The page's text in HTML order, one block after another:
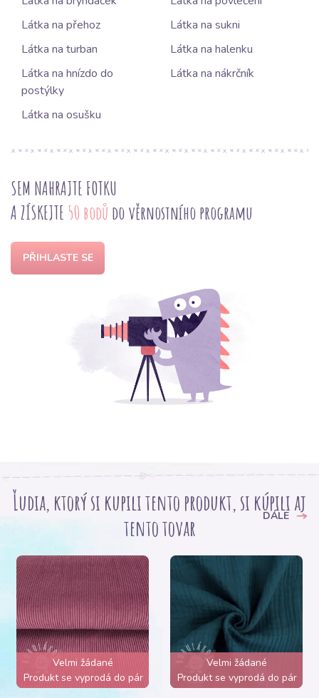
Látka na přehoz
Látka na sukni
Látka na turban
Látka na halenku
Látka na hnízdo do
postýlky
Látka na nákrčník
Látka na osušku
SEM NAHRAJTE FOTKU
A ZÍSKEJTE 50 bodů do věrnostního programu
PŘIHLASTE SE
Ľudia, ktorý si kupili tento produkt, si kúpili aj
tento tovar
DÁLE
Velmi žádané
Produkt se vyprodá do pár
hodin
Velmi žádané
Produkt se vyprodá do pár
hodin